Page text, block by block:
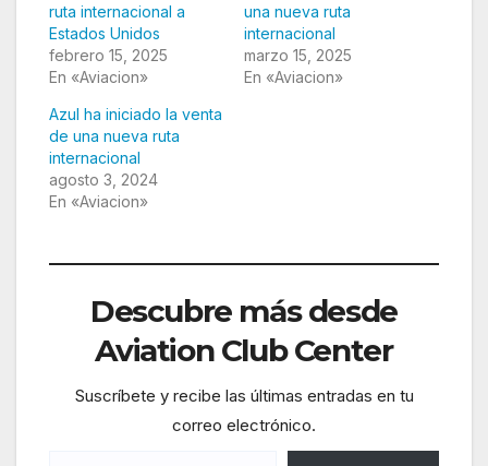
ruta internacional a
Estados Unidos
febrero 15, 2025
En «Aviacion»
una nueva ruta
internacional
marzo 15, 2025
En «Aviacion»
Azul ha iniciado la venta
de una nueva ruta
internacional
agosto 3, 2024
En «Aviacion»
Descubre más desde
Aviation Club Center
Suscríbete y recibe las últimas entradas en tu
correo electrónico.